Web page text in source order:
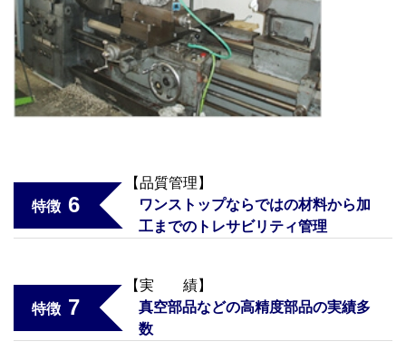
特徴 6
【品質管理】
ワンストップならではの材料から加
工までのトレサビリティ管理
特徴 7
【実 績】
真空部品などの高精度部品の実績多
数